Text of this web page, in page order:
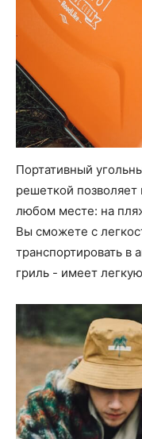
Портативный
решеткой позволяет
любом месте: на
Вы сможете с
транспортировать в
гриль - имеет